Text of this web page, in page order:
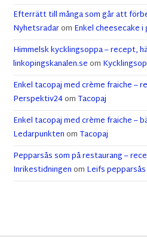
Efterrätt till många som går att
Nyhetsradarom Enkel cheesecake i
Himmelsk kycklingsoppa – recept,
linkopingskanalen.seom
Enkel tacopaj med crème fraiche –
Perspektiv24omTacopaj
Enkel tacopaj med crème fraiche –
LedarpunktenomTacopaj
Pepparsås som på restaurang –
Inrikestidningenom Leifs